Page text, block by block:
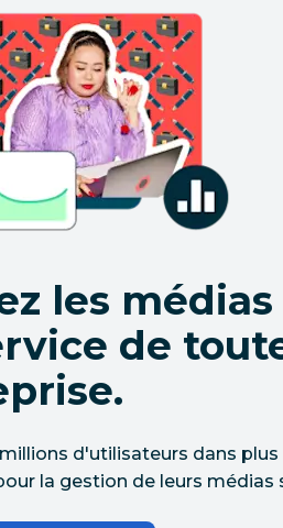
les
de
d'utilisateurs dans
la gestion de leurs médias